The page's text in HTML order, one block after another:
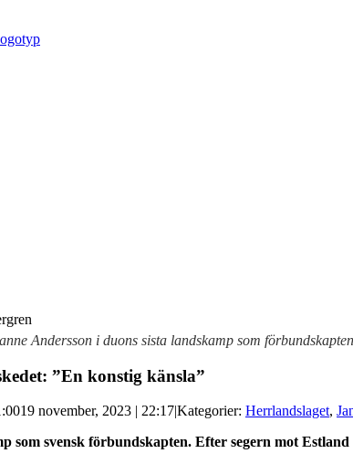
Andersson i duons sista landskamp som
”En konstig känsla”
19 november, 2023 | 22:17|Kategorier: Herrlandslaget,
som svensk förbundskapten. Efter segern mot